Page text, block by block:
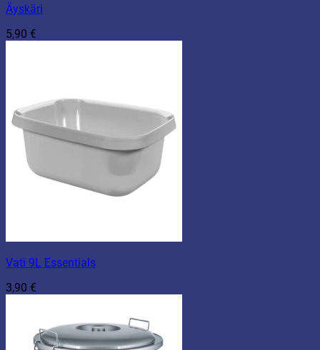
Äyskäri
5,90 €
Vati 9L Essentials
3,90 €